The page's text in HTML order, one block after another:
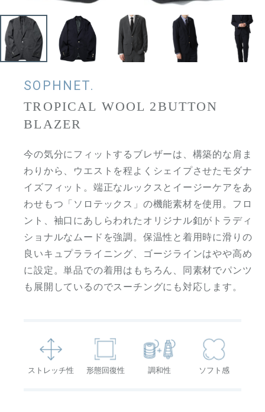
SOPHNET.
TROPICAL WOOL 2BUTTON
BLAZER
今の気分にフィットするブレザーは、構築的な肩ま
わりから、ウエストを程よくシェイプさせたモダナ
イズフィット。端正なルックスとイージーケアをあ
わせもつ「ソロテックス」の機能素材を使用。フロ
ント、袖口にあしらわれたオリジナル釦がトラディ
ショナルなムードを強調。保温性と着用時に滑りの
良いキュプラライニング、ゴージラインはやや高め
に設定。単品での着用はもちろん、同素材でパンツ
も展開しているのでスーチングにも対応します。
ストレッチ性 形態回復性 調和性 ソフト感